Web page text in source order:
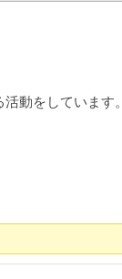
動をしています。